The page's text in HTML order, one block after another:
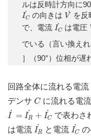
ルは反時計方向に
˙
IC
IC ˙
の向きは ˙
V
V˙
を反
で、電流 ˙
IC
IC
は電圧
でいる（言い換え
］（90°）位相が遅
回路全体に流れる電流
デンサ C
Cに流れる電流
˙
I = ˙
IR + ˙
IC
I˙ R˙ ˙
で表わさ
は電流 ˙
IR
IR
と電流 ˙
IC
IC